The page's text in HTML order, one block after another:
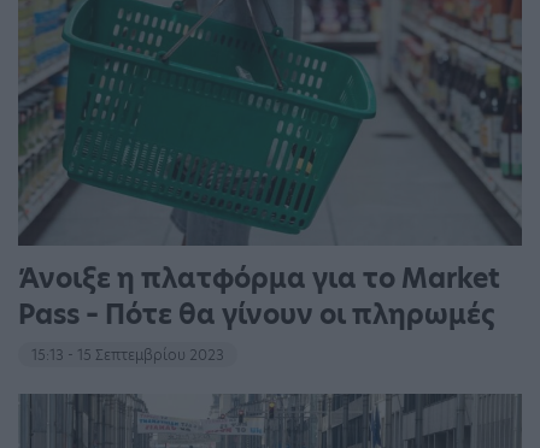
Άνοιξε η πλατφόρμα για το Market
Pass – Πότε θα γίνουν οι πληρωμές
15:13 - 15 Σεπτεμβρίου 2023